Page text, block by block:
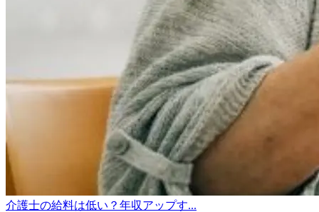
介護士の給料は低い？年収アップす...